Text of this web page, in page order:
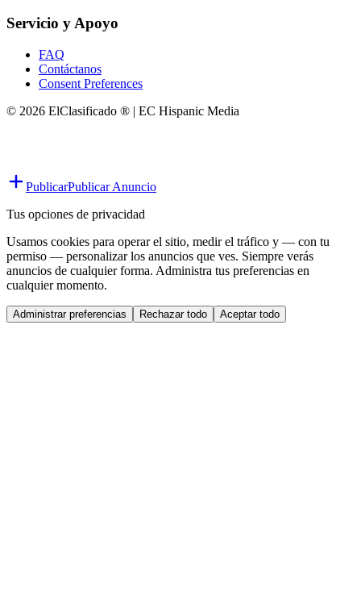
Servicio y Apoyo
FAQ
Contáctanos
Consent Preferences
© 2026 ElClasificado ® | EC Hispanic Media
PublicarPublicar Anuncio
Tus opciones de privacidad
Usamos cookies para operar el sitio, medir el tráfico y — con tu
permiso — personalizar los anuncios que ves. Siempre verás
anuncios de cualquier forma. Administra tus preferencias en
cualquier momento.
Administrar preferencias Rechazar todo Aceptar todo